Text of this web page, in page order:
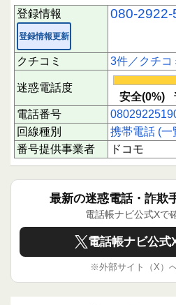
登録情報
登録情報更新
080-2922-
クチコミ 3件／クチ
迷惑電話度
安全(0%)
電話番号
回線種別
携帯電話 (一
番号提供事業者
ドコモ
最新の迷惑電話・詐欺
電話帳ナビ公式Xで
電話帳ナビ公式
※外部サイト（X）